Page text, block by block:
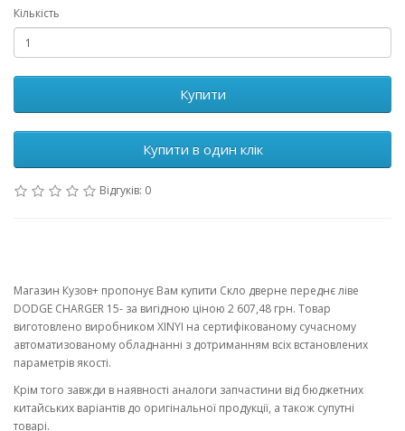
Кількість
Купити
Купити в один клік
Відгуків: 0
Магазин Кузов+ пропонує Вам купити Скло дверне переднє ліве
DODGE CHARGER 15- за вигідною ціною 2 607,48 грн. Товар
виготовлено виробником XINYI на сертифікованому сучасному
автоматизованому обладнанні з дотриманням всіх встановлених
параметрів якості.
Крім того завжди в наявності аналоги запчастини від бюджетних
китайських варіантів до оригінальної продукції, а також супутні
товарі.